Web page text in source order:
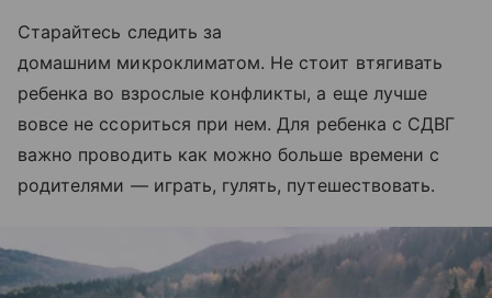
Старайтесь следить за
домашним микроклиматом. Не стоит втягивать
ребенка во взрослые конфликты, а еще лучше
вовсе не ссориться при нем. Для ребенка с СДВГ
важно проводить как можно больше времени с
родителями — играть, гулять, путешествовать.